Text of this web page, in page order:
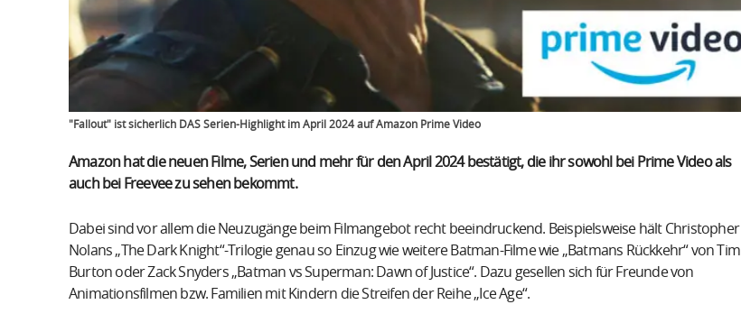
"Fallout" ist sicherlich DAS Serien-Highlight im April 2024 auf Amazon Prime Video
Amazon hat die neuen Filme, Serien und mehr für den April 2024 bestätigt, die ihr sowohl bei Prime Video als
auch bei Freevee zu sehen bekommt.
Dabei sind vor allem die Neuzugänge beim Filmangebot recht beeindruckend. Beispielsweise hält Christopher
Nolans „The Dark Knight“-Trilogie genau so Einzug wie weitere Batman-Filme wie „Batmans Rückkehr“ von Tim
Burton oder Zack Snyders „Batman vs Superman: Dawn of Justice“. Dazu gesellen sich für Freunde von
Animationsfilmen bzw. Familien mit Kindern die Streifen der Reihe „Ice Age“.